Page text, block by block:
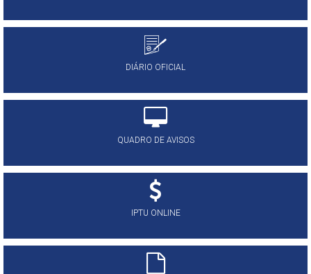
DIÁRIO OFICIAL
QUADRO DE AVISOS
IPTU ONLINE